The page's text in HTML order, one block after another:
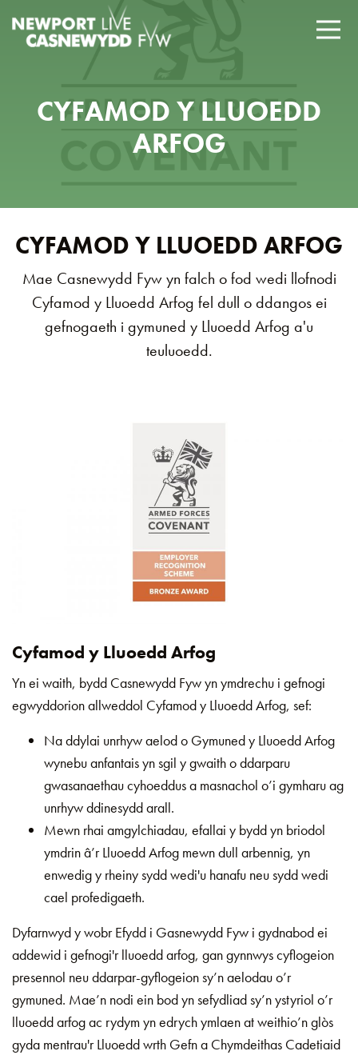
CYFAMOD Y LLUOEDD
ARFOG
CYFAMOD Y LLUOEDD ARFOG
Mae Casnewydd Fyw yn falch o fod wedi llofnodi
Cyfamod y Lluoedd Arfog fel dull o ddangos ei
gefnogaeth i gymuned y Lluoedd Arfog a'u
teuluoedd.
Cyfamod y Lluoedd Arfog
Yn ei waith, bydd Casnewydd Fyw yn ymdrechu i gefnogi
egwyddorion allweddol Cyfamod y Lluoedd Arfog, sef:
Na ddylai unrhyw aelod o Gymuned y Lluoedd Arfog
wynebu anfantais yn sgil y gwaith o ddarparu
gwasanaethau cyhoeddus a masnachol o’i gymharu ag
unrhyw ddinesydd arall.
Mewn rhai amgylchiadau, efallai y bydd yn briodol
ymdrin â’r Lluoedd Arfog mewn dull arbennig, yn
enwedig y rheiny sydd wedi'u hanafu neu sydd wedi
cael profedigaeth.
Dyfarnwyd y wobr Efydd i Gasnewydd Fyw i gydnabod ei
addewid i gefnogi'r lluoedd arfog, gan gynnwys cyflogeion
presennol neu ddarpar-gyflogeion sy’n aelodau o’r
gymuned. Mae’n nodi ein bod yn sefydliad sy’n ystyriol o’r
lluoedd arfog ac rydym yn edrych ymlaen at weithio’n glòs
gyda mentrau'r Lluoedd wrth Gefn a Chymdeithas Cadetiaid